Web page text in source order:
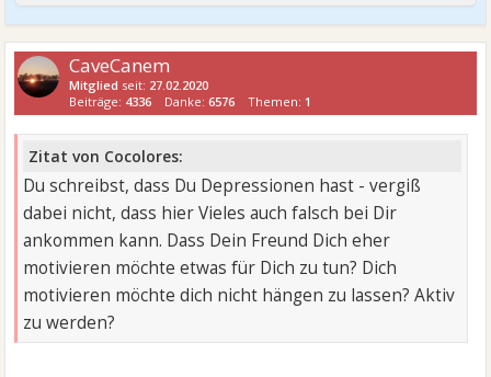
CaveCanem
Mitglied seit: 27.02.2020
Beiträge: 4336 Danke:6576 Themen: 1
Zitat von Cocolores:
Du schreibst, dass Du Depressionen hast - vergiß
dabei nicht, dass hier Vieles auch falsch bei Dir
ankommen kann. Dass Dein Freund Dich eher
motivieren möchte etwas für Dich zu tun? Dich
motivieren möchte dich nicht hängen zu lassen? Aktiv
zu werden?